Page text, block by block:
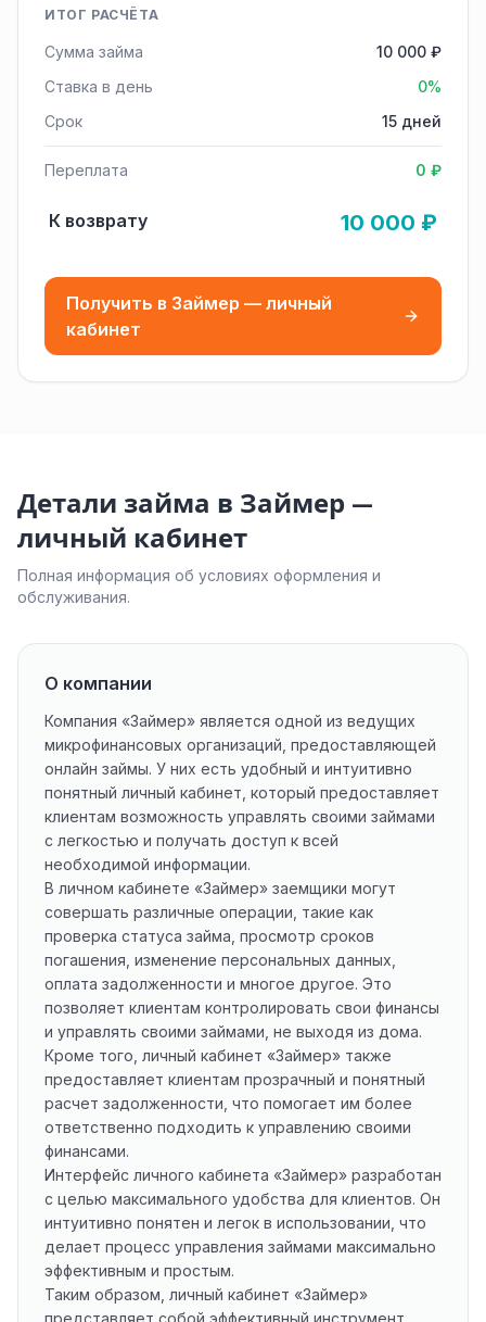
ИТОГ РАСЧЁТА
Сумма займа
10 000 ₽
Ставка в день
0%
Срок
15 дней
Переплата 0 ₽
К возврату 10 000 ₽
Получить в Займер — личный
кабинет
Детали займа в Займер —
личный кабинет
Полная информация об условиях оформления и
обслуживания.
О компании
Компания «Займер» является одной из ведущих
микрофинансовых организаций, предоставляющей
онлайн займы. У них есть удобный и интуитивно
понятный личный кабинет, который предоставляет
клиентам возможность управлять своими займами
с легкостью и получать доступ к всей
необходимой информации.
В личном кабинете «Займер» заемщики могут
совершать различные операции, такие как
проверка статуса займа, просмотр сроков
погашения, изменение персональных данных,
оплата задолженности и многое другое. Это
позволяет клиентам контролировать свои финансы
и управлять своими займами, не выходя из дома.
Кроме того, личный кабинет «Займер» также
предоставляет клиентам прозрачный и понятный
расчет задолженности, что помогает им более
ответственно подходить к управлению своими
финансами.
Интерфейс личного кабинета «Займер» разработан
с целью максимального удобства для клиентов. Он
интуитивно понятен и легок в использовании, что
делает процесс управления займами максимально
эффективным и простым.
Таким образом, личный кабинет «Займер»
представляет собой эффективный инструмент,